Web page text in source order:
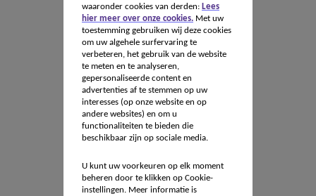
waaronder cookies van derden: Lees
hier meer over onze cookies.Met uw
toestemming gebruiken wij deze cookies
om uw algehele surfervaring te
verbeteren, het gebruik van de website
te meten en te analyseren,
gepersonaliseerde content en
advertenties af te stemmen op uw
interesses (op onze website en op
andere websites) en om u
functionaliteiten te bieden die
beschikbaar zijn op sociale media.
U kunt uw voorkeuren op elk moment
beheren door te klikken op Cookie-
instellingen. Meer informatie is